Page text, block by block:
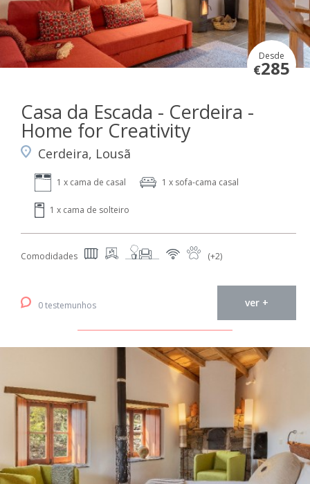
Desde
€285
Casa da Escada - Cerdeira -
Home for Creativity
Cerdeira, Lousã
1 x cama de casal 1 x sofa-cama casal
1 x cama de solteiro
Comodidades (+2)
0 testemunhos ver +